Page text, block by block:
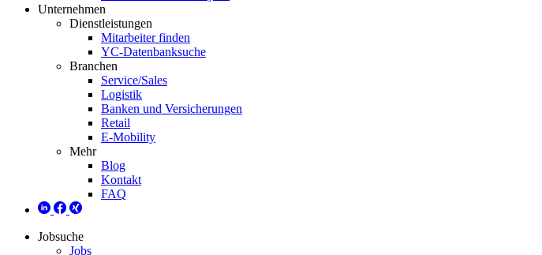
Unternehmen
Dienstleistungen
Mitarbeiter finden
YC-Datenbanksuche
Branchen
Service/Sales
Logistik
Banken und Versicherungen
Retail
E-Mobility
Mehr
Blog
Kontakt
FAQ
Jobsuche
Jobs